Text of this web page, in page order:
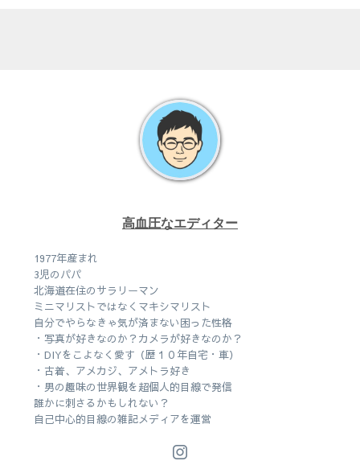
高血圧なエディター
1977年産まれ
3児のパパ
北海道在住のサラリーマン
ミニマリストではなくマキシマリスト
自分でやらなきゃ気が済まない困った性格
・写真が好きなのか？カメラが好きなのか？
・DIYをこよなく愛す（歴１０年自宅・車）
・古着、アメカジ、アメトラ好き
・男の趣味の世界観を超個人的目線で発信
誰かに刺さるかもしれない？
自己中心的目線の雑記メディアを運営